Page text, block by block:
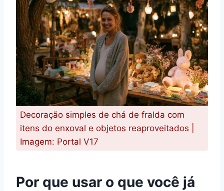
Decoração simples de chá de fralda com
itens do enxoval e objetos reaproveitados |
Imagem: Portal V17
Por que usar o que você já